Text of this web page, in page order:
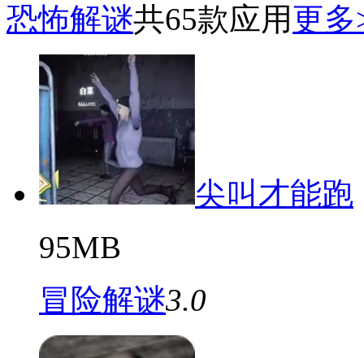
恐怖解谜共65款应用更多
尖叫才能跑
95MB
冒险解谜3.0